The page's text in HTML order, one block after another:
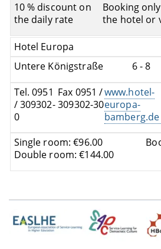
10 % discount on
the daily rate
Booking
the hotel or
Hotel Europa
Untere Königstraße
6 - 8
Tel. 0951
/ 309302-
0
Fax 0951 /
309302-30
www.hotel-
europa-
bamberg.de
Single room: €96.00
Double room: €144.00